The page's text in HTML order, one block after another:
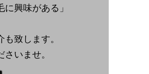
興味がある」
致します。
いませ。